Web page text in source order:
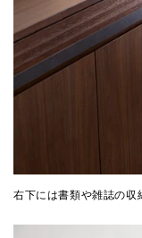
右下には書類や雑誌の収